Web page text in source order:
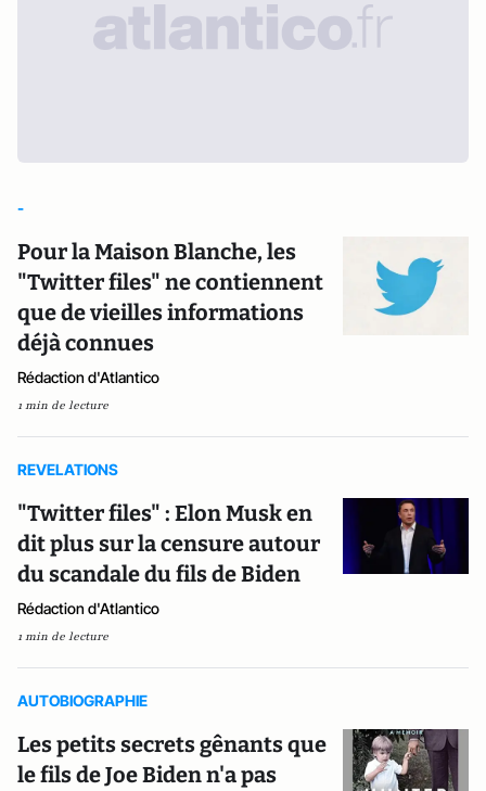
-
Pour la Maison Blanche, les
"Twitter files" ne contiennent
que de vieilles informations
déjà connues
Rédaction d'Atlantico
1 min de lecture
REVELATIONS
"Twitter files" : Elon Musk en
dit plus sur la censure autour
du scandale du fils de Biden
Rédaction d'Atlantico
1 min de lecture
AUTOBIOGRAPHIE
Les petits secrets gênants que
le fils de Joe Biden n'a pas